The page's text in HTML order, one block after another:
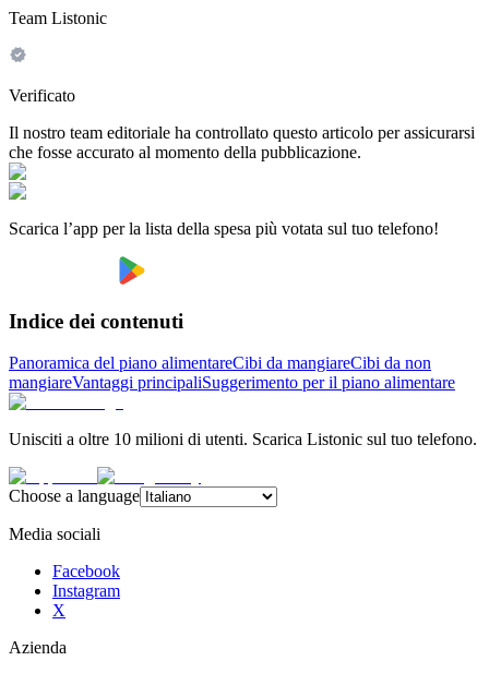
Team Listonic
Verificato
Il nostro team editoriale ha controllato questo articolo per assicurarsi
che fosse accurato al momento della pubblicazione.
Scarica l’app per la lista della spesa più votata sul tuo telefono!
Indice dei contenuti
Panoramica del piano alimentareCibi da mangiareCibi da non
mangiareVantaggi principaliSuggerimento per il piano alimentare
Unisciti a oltre 10 milioni di utenti. Scarica Listonic sul tuo telefono.
Choose a language
Media sociali
Facebook
Instagram
X
Azienda